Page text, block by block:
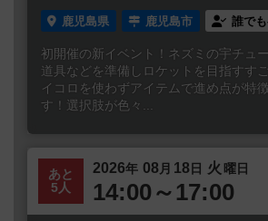
鹿児島県 鹿児島市 誰で
初開催の新イベント！ネズミの宇チュ
道具などを準備しロケットを目指すす
イコロを使わずアイテムで進め点が特
す！選択肢が色々...
あと
5人
2026年 08 月 18日 火 曜日
14:00～17:00